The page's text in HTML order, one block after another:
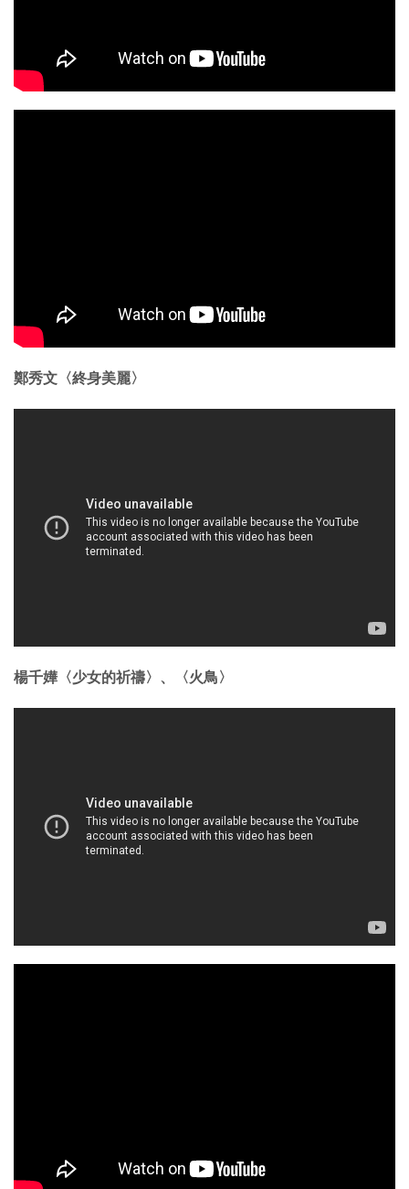
鄭秀文〈終身美麗〉
楊千嬅〈少女的祈禱〉、〈火鳥〉